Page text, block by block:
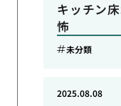
キッチン
怖
未分類
2025.08.08